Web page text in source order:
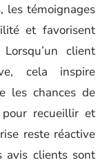
les témoignages
et favorisent
client
cela inspire
les chances de
pour recueillir et
reste réactive
avis clients sont